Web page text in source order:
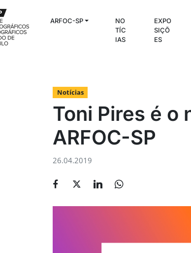
ARFOC-SP
NO
TÍC
IAS
EXPO
SIÇÕ
ES
Notícias
Toni Pires é o
ARFOC-SP
26.04.2019